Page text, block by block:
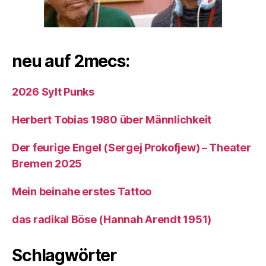
neu auf 2mecs:
2026 Sylt Punks
Herbert Tobias 1980 über Männlichkeit
Der feurige Engel (Sergej Prokofjew) – Theater
Bremen 2025
Mein beinahe erstes Tattoo
das radikal Böse (Hannah Arendt 1951)
Schlagwörter